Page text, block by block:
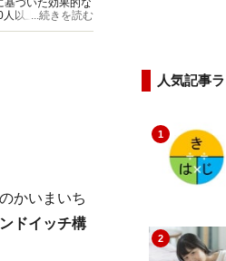
基づいた効果的な
以上の高校生や
...続きを読む
かいまいち
ドイッチ構
人気記事
1
2